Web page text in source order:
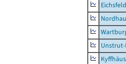
Eichsfeld